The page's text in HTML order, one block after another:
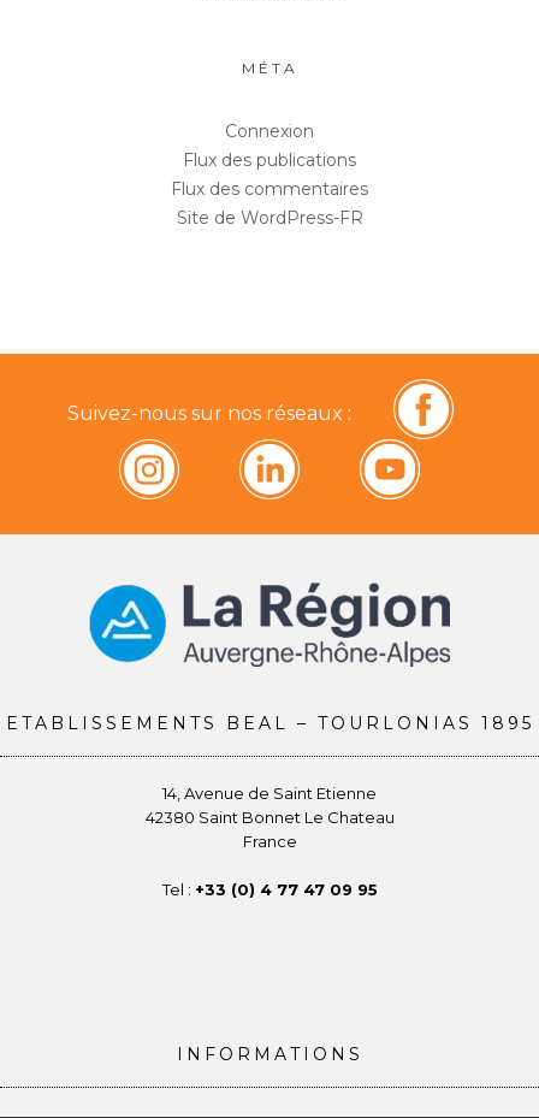
MÉTA
Connexion
Flux des publications
Flux des commentaires
Site de WordPress-FR
Suivez-nous sur nos réseaux :
ETABLISSEMENTS BEAL – TOURLONIAS 1895
14, Avenue de Saint Etienne
42380 Saint Bonnet Le Chateau
France
Tel : +33 (0) 4 77 47 09 95
INFORMATIONS